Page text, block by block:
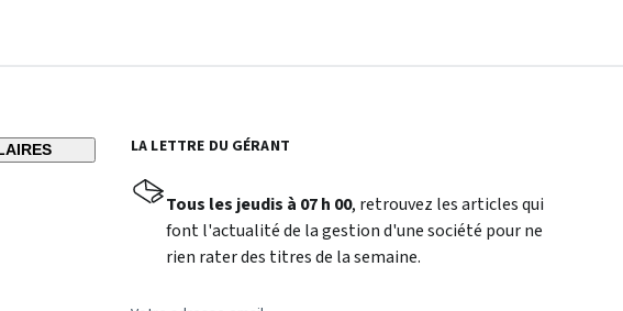
LA LETTRE DU GÉRANT
Tous les jeudis à 07 h 00, retrouvez les articles qui
font l'actualité de la gestion d'une société pour ne
rien rater des titres de la semaine.